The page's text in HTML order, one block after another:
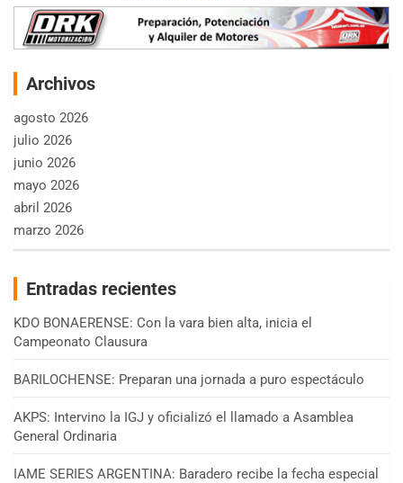
Archivos
agosto 2026
julio 2026
junio 2026
mayo 2026
abril 2026
marzo 2026
Entradas recientes
KDO BONAERENSE: Con la vara bien alta, inicia el
Campeonato Clausura
BARILOCHENSE: Preparan una jornada a puro espectáculo
AKPS: Intervino la IGJ y oficializó el llamado a Asamblea
General Ordinaria
IAME SERIES ARGENTINA: Baradero recibe la fecha especial